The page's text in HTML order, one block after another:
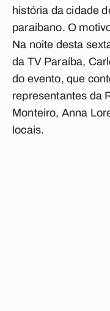
história da cidade
paraibano. O
Na noite desta
da TV Paraíba,
do evento, que
representantes da
Monteiro, Anna
locais.